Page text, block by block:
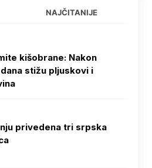
NAJČITANIJE
kišobrane: Nakon
stižu pljuskovi i
privedena tri srpska